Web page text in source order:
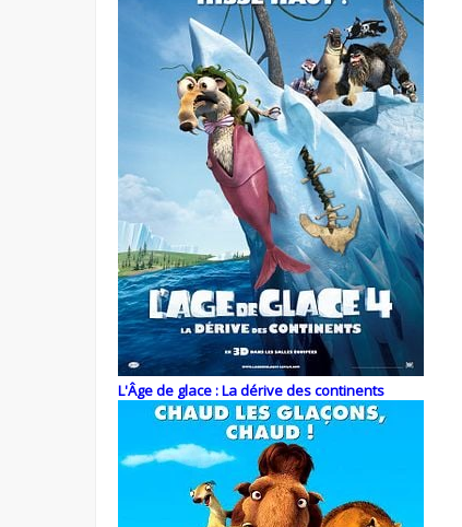
L'Âge de glace : La dérive des continents